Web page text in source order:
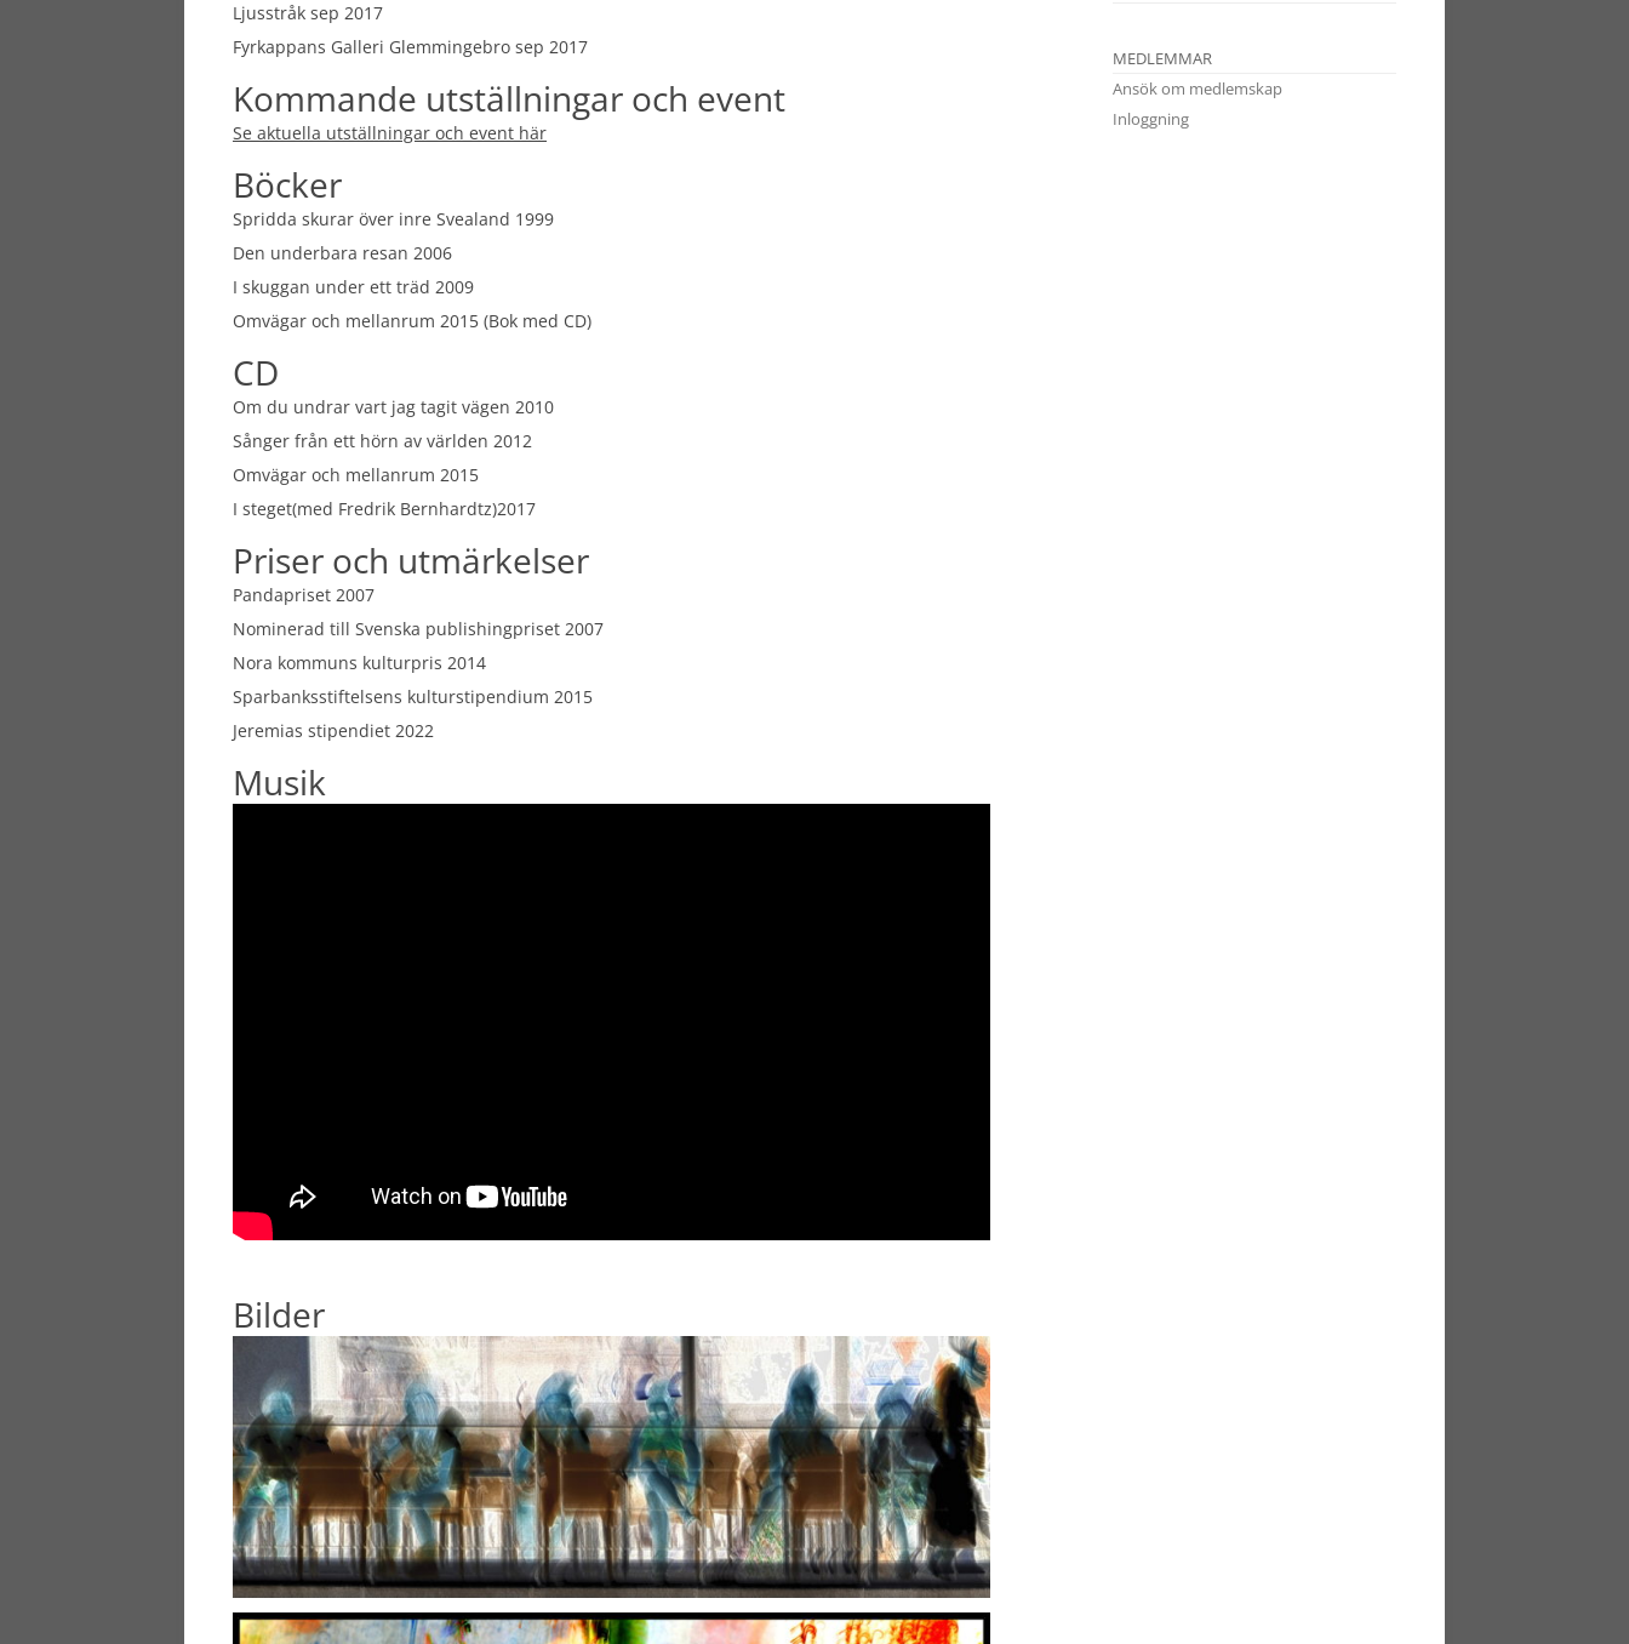
Ljusstråk sep 2017
Fyrkappans Galleri Glemmingebro sep 2017
Kommande utställningar och event
Se aktuella utställningar och event här
Böcker
Spridda skurar över inre Svealand 1999
Den underbara resan 2006
I skuggan under ett träd 2009
Omvägar och mellanrum 2015 (Bok med CD)
CD
Om du undrar vart jag tagit vägen 2010
Sånger från ett hörn av världen 2012
Omvägar och mellanrum 2015
I steget(med Fredrik Bernhardtz)2017
Priser och utmärkelser
Pandapriset 2007
Nominerad till Svenska publishingpriset 2007
Nora kommuns kulturpris 2014
Sparbanksstiftelsens kulturstipendium 2015
Jeremias stipendiet 2022
Musik
Bilder
MEDLEMMAR
Ansök om medlemskap
Inloggning